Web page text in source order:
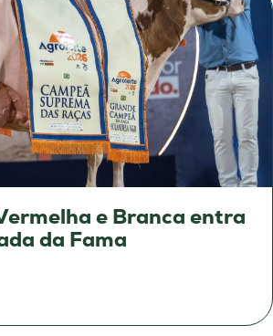
e Branca entra
da Fama